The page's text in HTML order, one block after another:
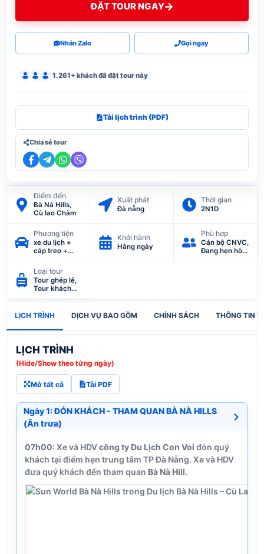
ĐẶT TOUR NGAY
Nhắn Zalo Gọi ngay
1.261+ khách đã đặt tour này
Tải lịch trình (PDF)
Chia sẻ tour
Điểm đến
Bà Nà Hills,
Cù lao Chàm
Xuất phát
Đà nẵng
Thời gian
2N1D
Phương tiện
xe du lịch +
cáp treo +
Khởi hành
Hằng ngày
Phù hợp
Cán bộ CNVC,
Đang hẹn hò,
Loại tour
Tour ghép lẻ,
Tour khách
LỊCH TRÌNH DỊCH VỤ BAO GỒM CHÍNH SÁCH THÔNG TIN
LỊCH TRÌNH
(Hide/Show theo từng ngày)
Mở tất cả Tải PDF
Ngày 1: ĐÓN KHÁCH - THAM QUAN BÀ NÀ HILLS
(Ăn trưa)
07h00: Xe và HDVcông ty Du Lịch Con Voi đón quý
khách tại điểm hẹn trung tâm TP Đà Nẵng. Xe và HDV
đưa quý khách đến tham quan Bà Nà Hill.